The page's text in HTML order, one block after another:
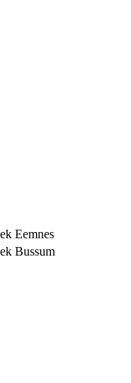
Eemnes
Bussum